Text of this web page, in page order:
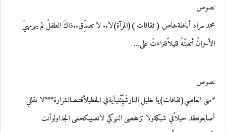
نصوص
محمد مراد أباظةخاص ( ثقافات )(المرآة)لا.. لا تصدِّق..ذاكَ الطفلُ لم يهرمهيَ
الأحزانُ أتعبَتْهُ قليلاًفتراءَتْ على…
نصوص
*منى العاصي(ثقافات)يا خليل النارشَيِّئْنيآيةفي الحطبلأقتنصالشرارة***لا تقللي
أصابعوتعقد حبلاًفي شبكةولا تزححصى النهركي لاتصيبكحمى الجداولوأنت